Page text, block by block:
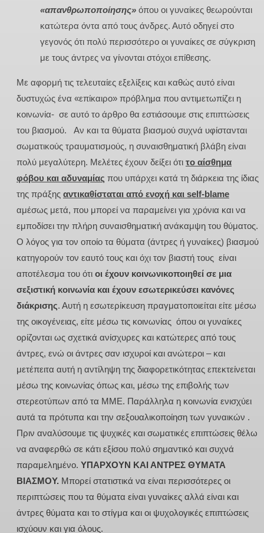
«απανθρωποποίησης» όπου οι γυναίκες θεωρούνται
κατώτερα όντα από τους άνδρες. Αυτό οδηγεί στο
γεγονός ότι πολύ περισσότερο οι γυναίκες σε σύγκριση
με τους άντρες να γίνονται στόχοι επίθεσης.
Με αφορμή τις τελευταίες εξελίξεις και καθώς αυτό είναι
δυστυχώς ένα «επίκαιρο» πρόβλημα που αντιμετωπίζει η
κοινωνία- σε αυτό το άρθρο θα εστιάσουμε στις επιπτώσεις
του βιασμού. Αν και τα θύματα βιασμού συχνά υφίστανται
σωματικούς τραυματισμούς, η συναισθηματική βλάβη είναι
πολύ μεγαλύτερη. Μελέτες έχουν δείξει ότι το αίσθημα
φόβου και αδυναμίας που υπάρχει κατά τη διάρκεια της ίδιας
της πράξης αντικαθίσταται από ενοχή και self-blame
αμέσως μετά, που μπορεί να παραμείνει για χρόνια και να
εμποδίσει την πλήρη συναισθηματική ανάκαμψη του θύματος.
Ο λόγος για τον οποίο τα θύματα (άντρες ή γυναίκες) βιασμού
κατηγορούν τον εαυτό τους και όχι τον βιαστή τους είναι
αποτέλεσμα του ότι οι έχουν κοινωνικοποιηθεί σε μια
σεξιστική κοινωνία και έχουν εσωτερικεύσει κανόνες
διάκρισης. Αυτή η εσωτερίκευση πραγματοποιείται είτε μέσω
της οικογένειας, είτε μέσω τις κοινωνίας όπου οι γυναίκες
ορίζονται ως σχετικά ανίσχυρες και κατώτερες από τους
άντρες, ενώ οι άντρες σαν ισχυροί και ανώτεροι – και
μετέπειτα αυτή η αντίληψη της διαφορετικότητας επεκτείνεται
μέσω της κοινωνίας όπως και, μέσω της επιβολής των
στερεοτύπων από τα ΜΜΕ. Παράλληλα η κοινωνία ενισχύει
αυτά τα πρότυπα και την σεξουαλικοποίηση των γυναικών .
Πριν αναλύσουμε τις ψυχικές και σωματικές επιπτώσεις θέλω
να αναφερθώ σε κάτι εξίσου πολύ σημαντικό και συχνά
παραμελημένο. ΥΠΑΡΧΟΥΝ ΚΑΙ ΑΝΤΡΕΣ ΘΥΜΑΤΑ
ΒΙΑΣΜΟΥ. Μπορεί στατιστικά να είναι περισσότερες οι
περιπτώσεις που τα θύματα είναι γυναίκες αλλά είναι και
άντρες θύματα και το στίγμα και οι ψυχολογικές επιπτώσεις
ισχύουν και για όλους.